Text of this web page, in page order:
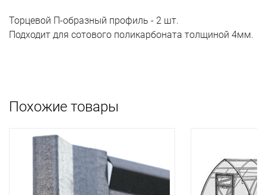
Торцевой П-образный профиль - 2 шт.
Подходит для сотового поликарбоната толщиной 4мм.
Похожие товары